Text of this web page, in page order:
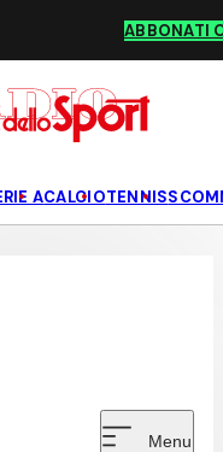
ABBONATI
ACALCIOTENNIS
Menu